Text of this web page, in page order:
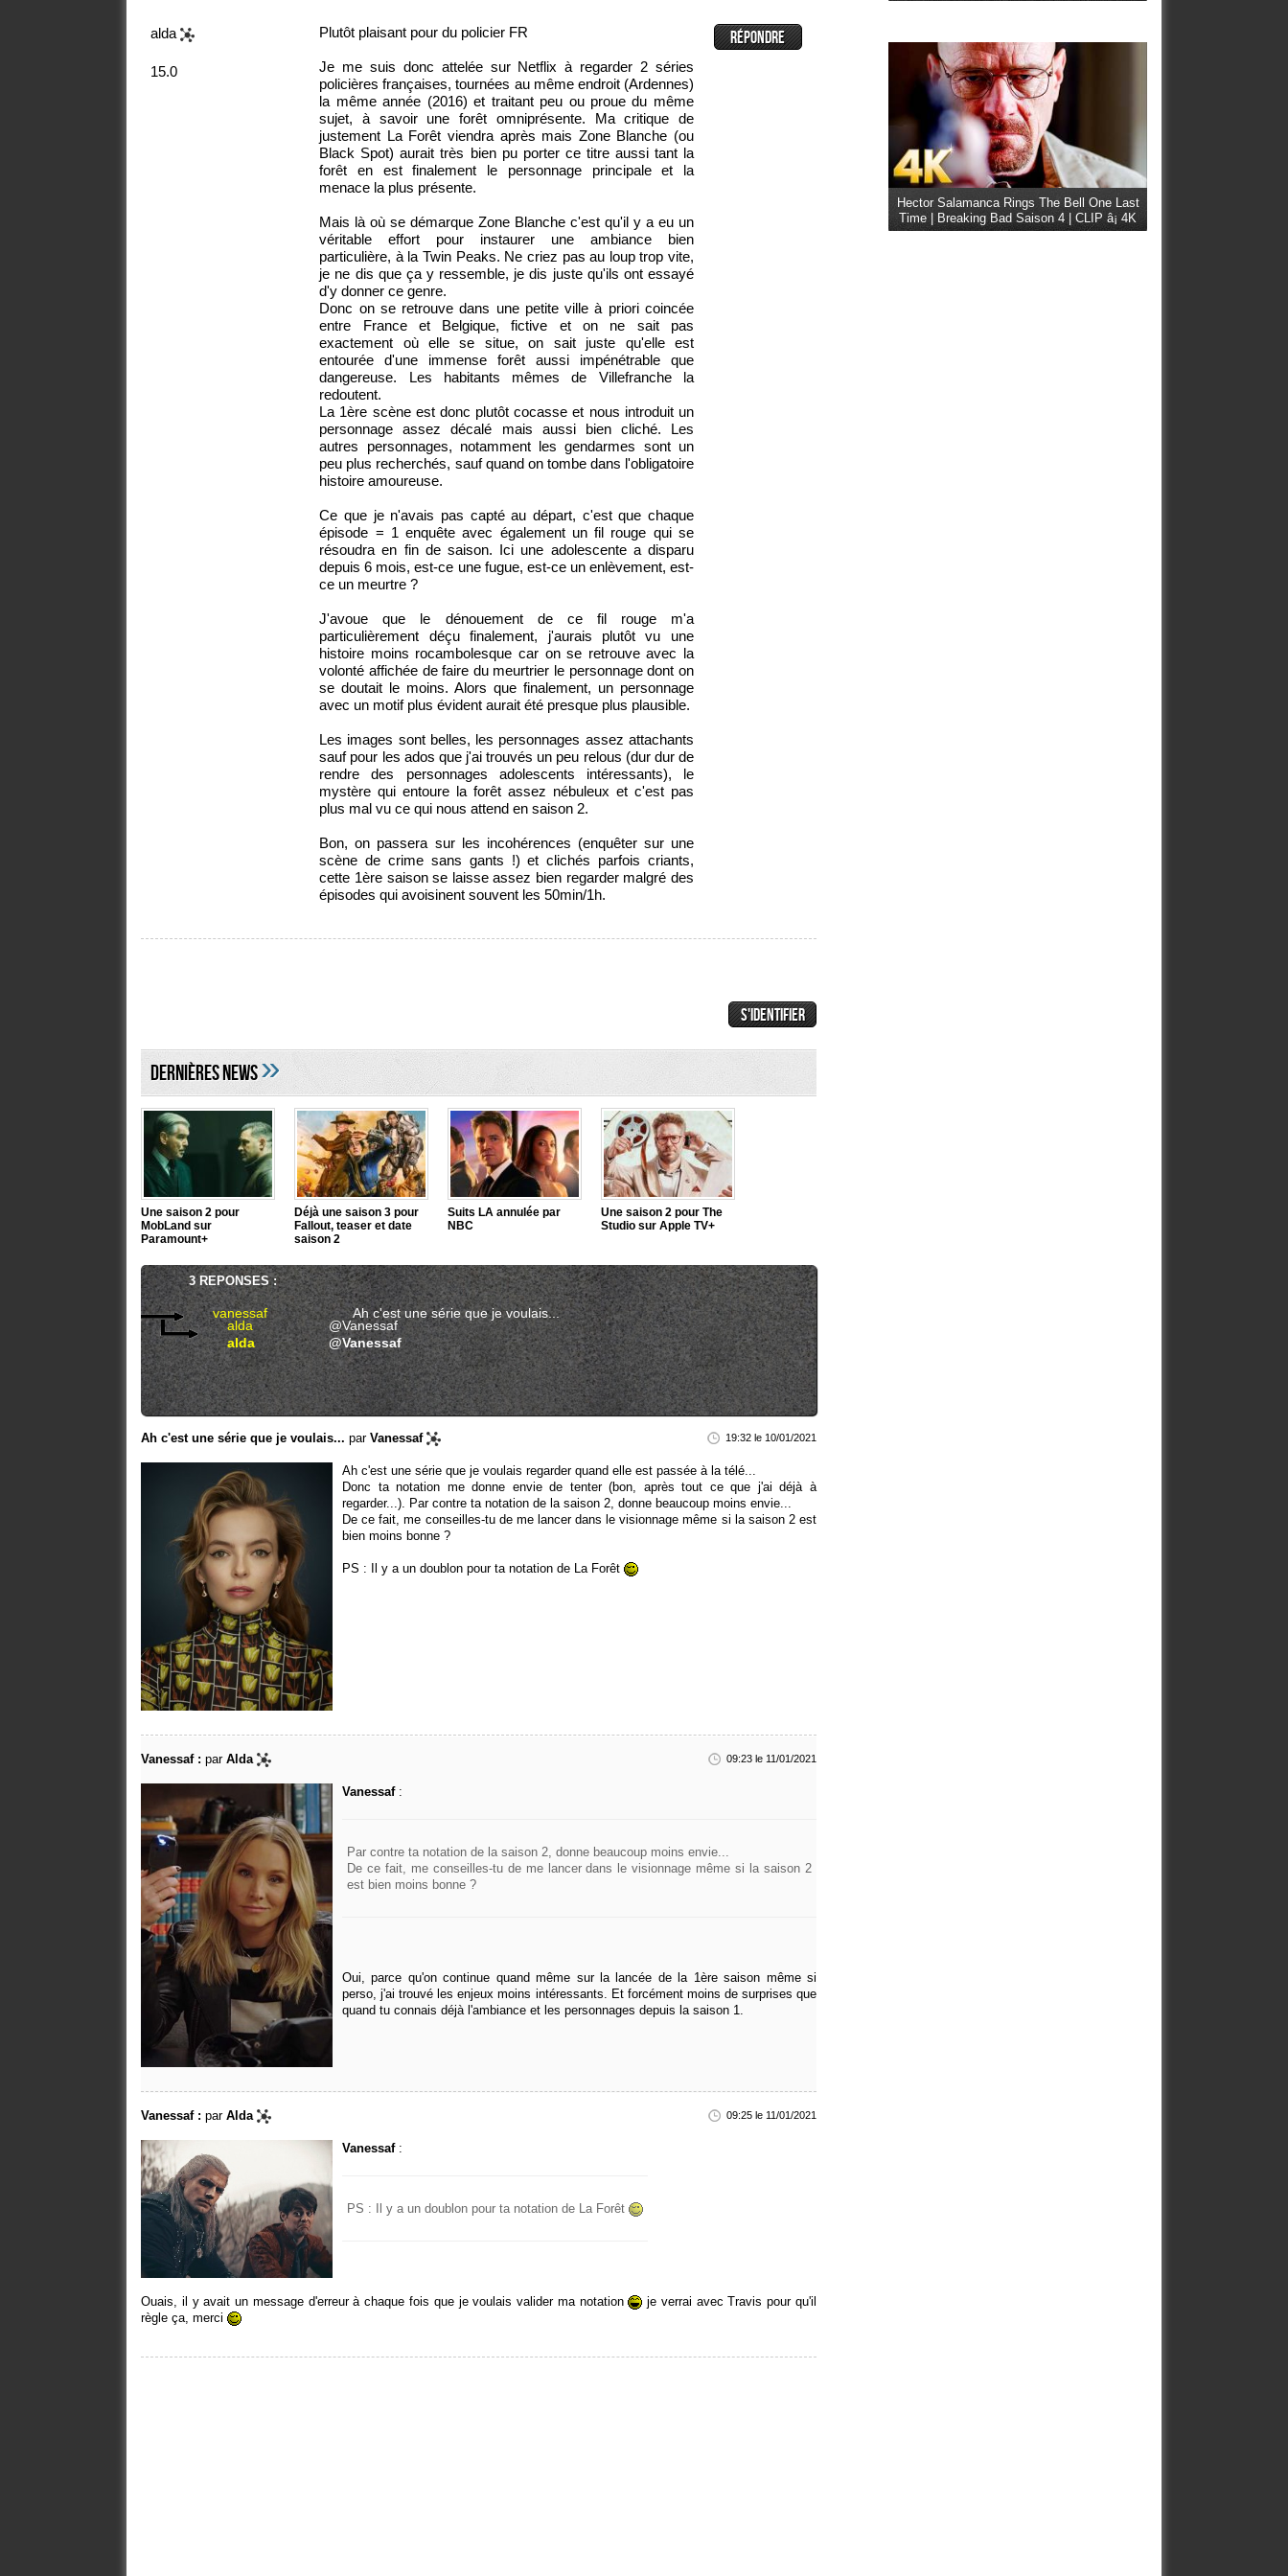
alda
15.0
Plutôt plaisant pour du policier FR
Je me suis donc attelée sur Netflix à regarder 2 séries
policières françaises, tournées au même endroit (Ardennes)
la même année (2016) et traitant peu ou proue du même
sujet, à savoir une forêt omniprésente. Ma critique de
justement La Forêt viendra après mais Zone Blanche (ou
Black Spot) aurait très bien pu porter ce titre aussi tant la
forêt en est finalement le personnage principale et la
menace la plus présente.
Mais là où se démarque Zone Blanche c'est qu'il y a eu un
véritable effort pour instaurer une ambiance bien
particulière, à la Twin Peaks. Ne criez pas au loup trop vite,
je ne dis que ça y ressemble, je dis juste qu'ils ont essayé
d'y donner ce genre.
Donc on se retrouve dans une petite ville à priori coincée
entre France et Belgique, fictive et on ne sait pas
exactement où elle se situe, on sait juste qu'elle est
entourée d'une immense forêt aussi impénétrable que
dangereuse. Les habitants mêmes de Villefranche la
redoutent.
La 1ère scène est donc plutôt cocasse et nous introduit un
personnage assez décalé mais aussi bien cliché. Les
autres personnages, notamment les gendarmes sont un
peu plus recherchés, sauf quand on tombe dans l'obligatoire
histoire amoureuse.
Ce que je n'avais pas capté au départ, c'est que chaque
épisode = 1 enquête avec également un fil rouge qui se
résoudra en fin de saison. Ici une adolescente a disparu
depuis 6 mois, est-ce une fugue, est-ce un enlèvement, est-
ce un meurtre ?
J'avoue que le dénouement de ce fil rouge m'a
particulièrement déçu finalement, j'aurais plutôt vu une
histoire moins rocambolesque car on se retrouve avec la
volonté affichée de faire du meurtrier le personnage dont on
se doutait le moins. Alors que finalement, un personnage
avec un motif plus évident aurait été presque plus plausible.
Les images sont belles, les personnages assez attachants
sauf pour les ados que j'ai trouvés un peu relous (dur dur de
rendre des personnages adolescents intéressants), le
mystère qui entoure la forêt assez nébuleux et c'est pas
plus mal vu ce qui nous attend en saison 2.
Bon, on passera sur les incohérences (enquêter sur une
scène de crime sans gants !) et clichés parfois criants,
cette 1ère saison se laisse assez bien regarder malgré des
épisodes qui avoisinent souvent les 50min/1h.
DERNIÈRES NEWS»
Une saison 2 pour
MobLand sur
Paramount+
Déjà une saison 3 pour
Fallout, teaser et date
saison 2
Suits LA annulée par
NBC
Une saison 2 pour The
Studio sur Apple TV+
3 REPONSES :
vanessaf
Ah c'est une série que je voulais...
alda
@Vanessaf
alda
@Vanessaf
Ah c'est une série que je voulais... par Vanessaf 19:32 le 10/01/2021
Ah c'est une série que je voulais regarder quand elle est passée à la télé...
Donc ta notation me donne envie de tenter (bon, après tout ce que j'ai déjà à
regarder...). Par contre ta notation de la saison 2, donne beaucoup moins envie...
De ce fait, me conseilles-tu de me lancer dans le visionnage même si la saison 2 est
bien moins bonne ?
PS : Il y a un doublon pour ta notation de La Forêt
Vanessaf : par Alda 09:23 le 11/01/2021
Vanessaf:
Par contre ta notation de la saison 2, donne beaucoup moins envie...
De ce fait, me conseilles-tu de me lancer dans le visionnage même si la saison 2
est bien moins bonne ?
Oui, parce qu'on continue quand même sur la lancée de la 1ère saison même si
perso, j'ai trouvé les enjeux moins intéressants. Et forcément moins de surprises que
quand tu connais déjà l'ambiance et les personnages depuis la saison 1.
Vanessaf : par Alda 09:25 le 11/01/2021
Vanessaf:
PS : Il y a un doublon pour ta notation de La Forêt
Ouais, il y avait un message d'erreur à chaque fois que je voulais valider ma notation
je verrai avec Travis pour qu'il
règle ça, merci
Hector Salamanca Rings The Bell One Last
Time | Breaking Bad Saison 4 | CLIP â¡ 4K